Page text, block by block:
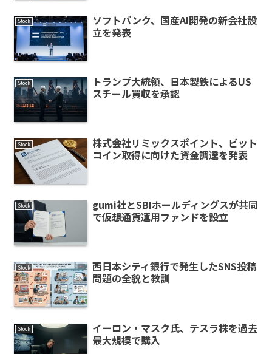
Stock
ソフトバンク、国産AI開発の新会社設
立を発表
Stock
トランプ大統領、日本製鉄によるUS
スチール買収を承認
Stock
株式会社リミックスポイント、ビット
コイン取得に向けた資金調達を発表
Stock
gumi社とSBIホールディングスが共同
で仮想通貨運用ファンドを設立
Stock
西日本シティ銀行で発生したSNS投稿
問題の全貌と教訓
Stock
イーロン・マスク氏、テスラ株を過去
最大規模で購入